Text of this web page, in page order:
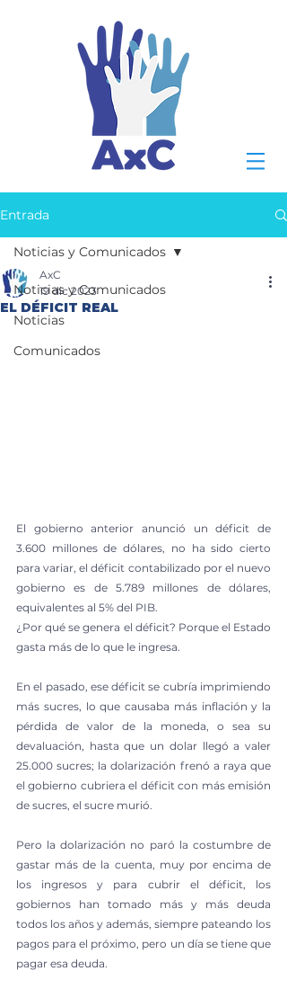
Entrada
Noticias y Comunicados
Noticias
Comunicados
Noticias y Comunicados
EL DÉFICIT REAL
AxC
19 dic 2023
El gobierno anterior anunció un déficit de
3.600 millones de dólares, no ha sido cierto
para variar, el déficit contabilizado por el nuevo
gobierno es de 5.789 millones de dólares,
equivalentes al 5% del PIB.
¿Por qué se genera el déficit? Porque el Estado
gasta más de lo que le ingresa.
En el pasado, ese déficit se cubría imprimiendo
más sucres, lo que causaba más inflación y la
pérdida de valor de la moneda, o sea su
devaluación, hasta que un dolar llegó a valer
25.000 sucres; la dolarización frenó a raya que
el gobierno cubriera el déficit con más emisión
de sucres, el sucre murió.
Pero la dolarización no paró la costumbre de
gastar más de la cuenta, muy por encima de
los ingresos y para cubrir el déficit, los
gobiernos han tomado más y más deuda
todos los años y además, siempre pateando los
pagos para el próximo, pero un día se tiene que
pagar esa deuda.